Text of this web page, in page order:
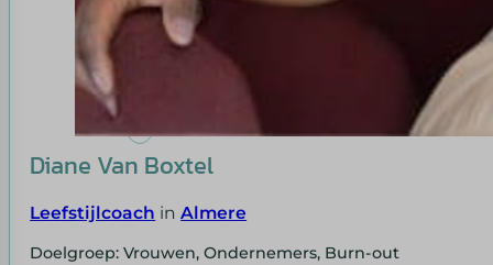
Diane Van Boxtel
Leefstijlcoach inAlmere
Doelgroep: Vrouwen, Ondernemers, Burn-out